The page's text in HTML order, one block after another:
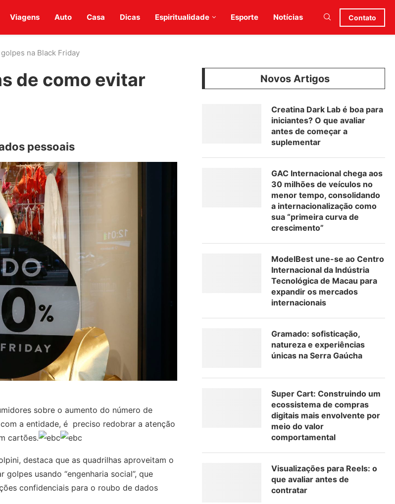
Viagens Auto Casa Dicas Espiritualidade Esporte Notícias Contato
na Black Friday
de como evitar
pessoais
sobre o aumento do número de
a entidade, é preciso redobrar a atenção
cartões.
destaca que as quadrilhas aproveitam o
usando “engenharia social”, que
confidenciais para o roubo de dados
Novos Artigos
Creatina Dark Lab é boa para
iniciantes? O que avaliar
antes de começar a
suplementar
GAC Internacional chega aos
30 milhões de veículos no
menor tempo, consolidando
a internacionalização como
sua “primeira curva de
crescimento”
ModelBest une-se ao Centro
Internacional da Indústria
Tecnológica de Macau para
expandir os mercados
internacionais
Gramado: sofisticação,
natureza e experiências
únicas na Serra Gaúcha
Super Cart: Construindo um
ecossistema de compras
digitais mais envolvente por
meio do valor
comportamental
Visualizações para Reels: o
que avaliar antes de
contratar